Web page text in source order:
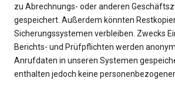
zu Abrechnungs- oder anderen
gespeichert. Außerdem könnten
Sicherungssystemen verbleiben. Zwecks
Berichts- und Prüfpflichten werden
Anrufdaten in unseren Systemen
enthalten jedoch keine